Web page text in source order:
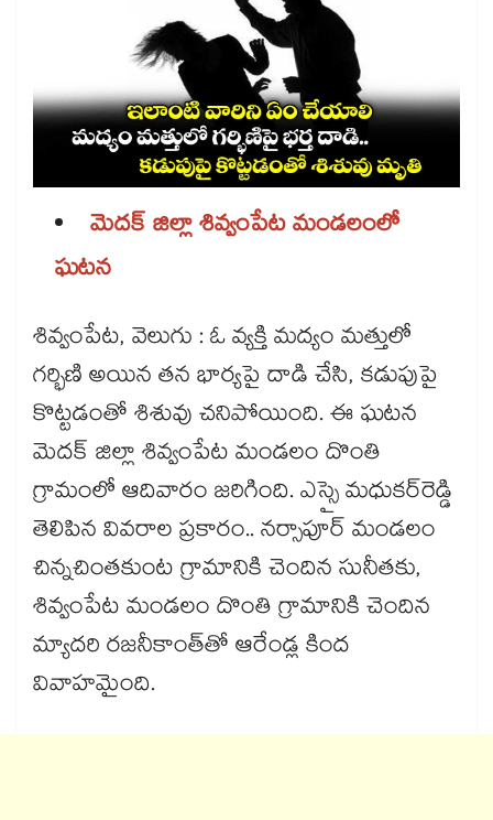
మెదక్‌‌‌‌ జిల్లా శివ్వంపేట మండలంలో
ఘటన
శివ్వంపేట, వెలుగు : ఓ వ్యక్తి మద్యం మత్తులో
గర్భిణి అయిన తన భార్యపై దాడి చేసి, కడుపుపై
కొట్టడంతో శిశువు చనిపోయింది. ఈ ఘటన
మెదక్‌‌‌‌ జిల్లా శివ్వంపేట మండలం దొంతి
గ్రామంలో ఆదివారం జరిగింది. ఎస్సై మధుకర్‌‌‌‌రెడ్డి
తెలిపిన వివరాల ప్రకారం.. నర్సాపూర్‌‌‌‌ మండలం
చిన్నచింతకుంట గ్రామానికి చెందిన సునీతకు,
శివ్వంపేట మండలం దొంతి గ్రామానికి చెందిన
మ్యాదరి రజనీకాంత్‌‌‌‌తో ఆరేండ్ల కింద
వివాహమైంది.